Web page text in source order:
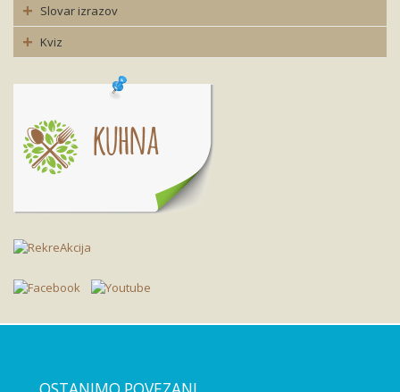
Slovar izrazov
Kviz